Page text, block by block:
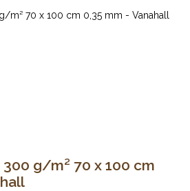
g/m² 70 x 100 cm